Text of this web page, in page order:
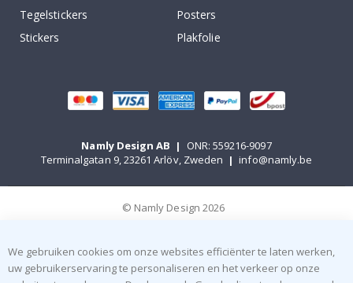
Tegelstickers
Posters
Stickers
Plakfolie
Namly Design AB |
ONR: 559216-9097
Terminalgatan 9, 23261 Arlöv, Zweden | info@namly.be
© Namly Design 2026
We gebruiken cookies om onze websites efficiënter te laten werken,
uw gebruikerservaring te personaliseren en het verkeer op onze